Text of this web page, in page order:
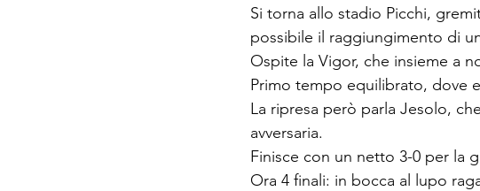
Si torna allo stadio Picchi,
possibile il raggiungimento di
Ospite la Vigor, che insieme a
Primo tempo equilibrato, dove
La ripresa però parla Jesolo,
avversaria.
Finisce con un netto 3-0 per la
Ora 4 finali: in bocca al lupo